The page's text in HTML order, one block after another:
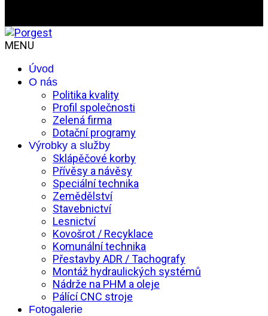
MENU
Úvod
O nás
Politika kvality
Profil společnosti
Zelená firma
Dotační programy
Výrobky a služby
Sklápěčové korby
Přívěsy a návěsy
Speciální technika
Zemědělství
Stavebnictví
Lesnictví
Kovošrot / Recyklace
Komunální technika
Přestavby ADR / Tachografy
Montáž hydraulických systémů
Nádrže na PHM a oleje
Pálící CNC stroje
Fotogalerie